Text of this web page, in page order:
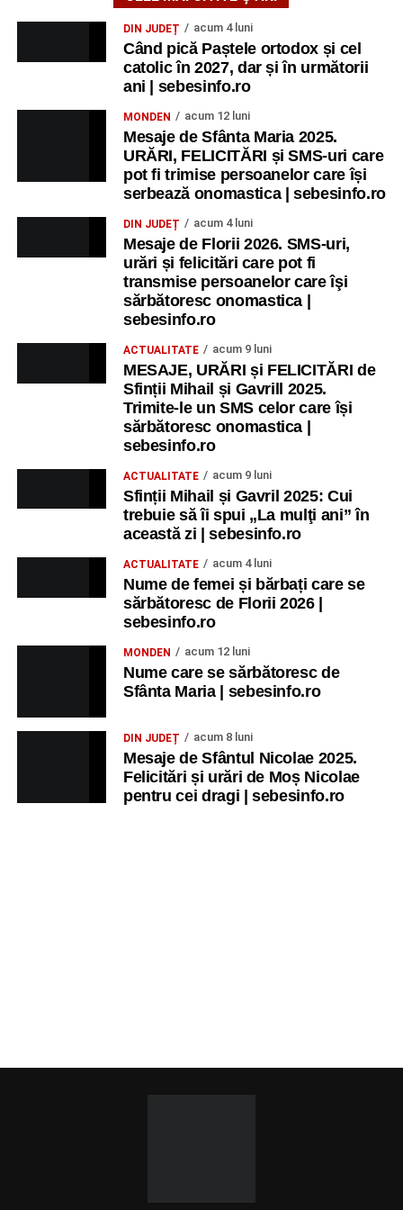
Ultimele știri din Sebeș
Zilele Municipiului Sebeș 2026: zece zile de
spectacole, filme, sport și evenimente culturale, la
festivalul „Armonii în Sebeș”. Programul complet
Primăria Sebeș a decis să reducă intensitatea
iluminatului public pe timpul nopții, în contextul
apelului la economii al Guvernului Bolojan
Duminică, 23 august 2026, Râpa Roșie găzduiește
cea de-a III-a ediție a concursului „CicloAventurier
de Sebeș”
DIN JUDEȚ acum 4 luni
Când pică Paștele ortodox și cel
catolic în 2027, dar și în următorii
ani | sebesinfo.ro
MONDEN acum 12 luni
Mesaje de Sfânta Maria 2025.
URĂRI, FELICITĂRI și SMS-uri care
pot fi trimise persoanelor care își
serbează onomastica | sebesinfo.ro
DIN JUDEȚ acum 4 luni
Mesaje de Florii 2026. SMS-uri,
urări și felicitări care pot fi
transmise persoanelor care îşi
sărbătoresc onomastica |
sebesinfo.ro
ACTUALITATE acum 9 luni
MESAJE, URĂRI și FELICITĂRI de
Sfinții Mihail și Gavrill 2025.
Trimite-le un SMS celor care își
sărbătoresc onomastica |
sebesinfo.ro
ACTUALITATE acum 9 luni
Sfinții Mihail și Gavril 2025: Cui
trebuie să îi spui „La mulţi ani” în
această zi | sebesinfo.ro
ACTUALITATE acum 4 luni
Nume de femei și bărbați care se
sărbătoresc de Florii 2026 |
sebesinfo.ro
MONDEN acum 12 luni
Nume care se sărbătoresc de
Sfânta Maria | sebesinfo.ro
DIN JUDEȚ acum 8 luni
Mesaje de Sfântul Nicolae 2025.
Felicitări și urări de Moș Nicolae
pentru cei dragi | sebesinfo.ro